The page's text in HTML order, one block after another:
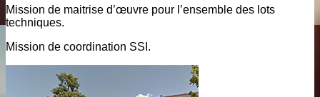
Mission de maitrise d’œuvre pour l’ensemble des lots
techniques.
Mission de coordination SSI.